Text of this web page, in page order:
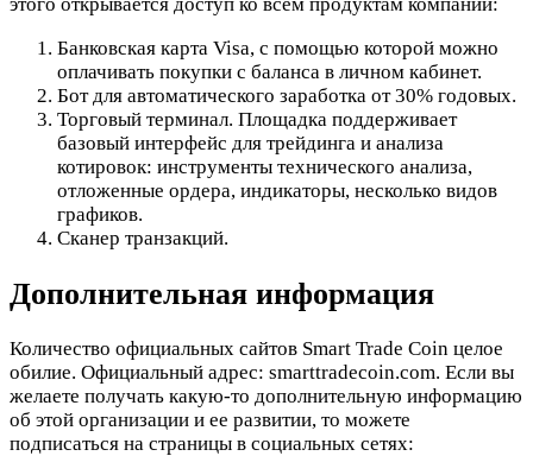
этого открывается доступ ко всем продуктам компании:
Банковская карта Visa, с помощью которой можно
оплачивать покупки с баланса в личном кабинет.
Бот для автоматического заработка от 30% годовых.
Торговый терминал. Площадка поддерживает
базовый интерфейс для трейдинга и анализа
котировок: инструменты технического анализа,
отложенные ордера, индикаторы, несколько видов
графиков.
Сканер транзакций.
Дополнительная информация
Количество официальных сайтов Smart Trade Coin целое
обилие. Официальный адрес: smarttradecoin.com. Если вы
желаете получать какую-то дополнительную информацию
об этой организации и ее развитии, то можете
подписаться на страницы в социальных сетях: